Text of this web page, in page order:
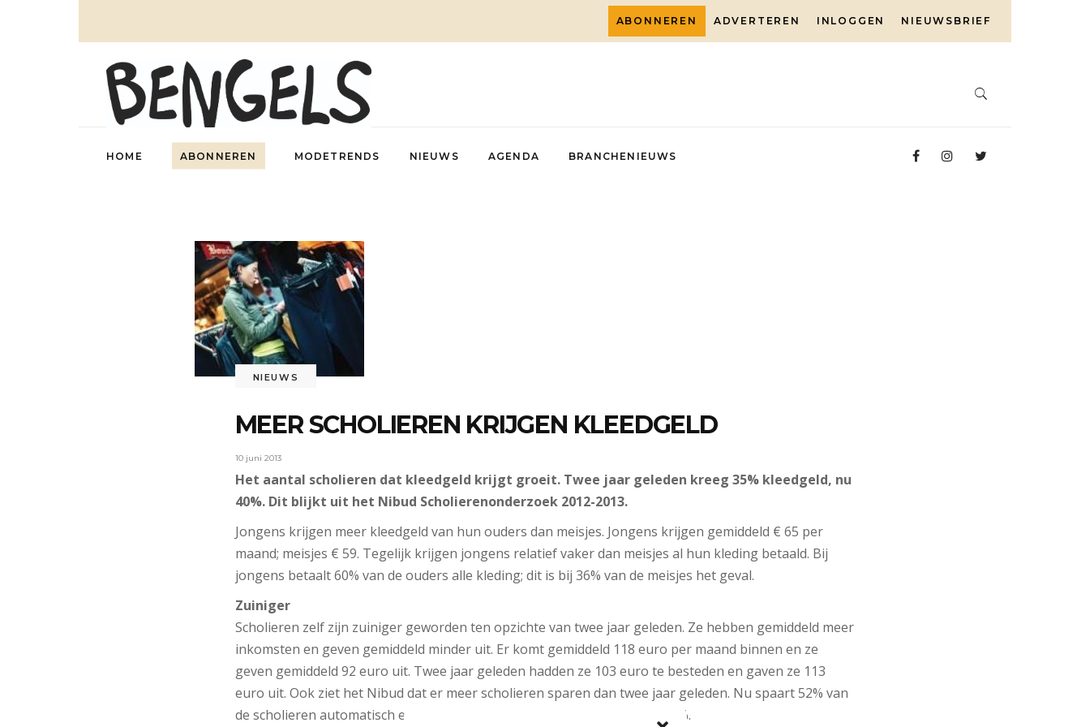
ABONNEREN ADVERTEREN INLOGGEN NIEUWSBRIEF
HOME ABONNEREN MODETRENDS NIEUWS AGENDA BRANCHENIEUWS
NIEUWS
MEER SCHOLIEREN KRIJGEN KLEEDGELD
10 juni 2013
Het aantal scholieren dat kleedgeld krijgt groeit. Twee jaar geleden kreeg 35% kleedgeld, nu
40%. Dit blijkt uit het Nibud Scholierenonderzoek 2012-2013.
Jongens krijgen meer kleedgeld van hun ouders dan meisjes. Jongens krijgen gemiddeld € 65 per
maand; meisjes € 59. Tegelijk krijgen jongens relatief vaker dan meisjes al hun kleding betaald. Bij
jongens betaalt 60% van de ouders alle kleding; dit is bij 36% van de meisjes het geval.
Zuiniger
Scholieren zelf zijn zuiniger geworden ten opzichte van twee jaar geleden. Ze hebben gemiddeld meer
inkomsten en geven gemiddeld minder uit. Er komt gemiddeld 118 euro per maand binnen en ze
geven gemiddeld 92 euro uit. Twee jaar geleden hadden ze 103 euro te besteden en gaven ze 113
euro uit. Ook ziet het Nibud dat er meer scholieren sparen dan twee jaar geleden. Nu spaart 52% van
de scholieren automatisch een vast bedrag, twee jaar geleden was dat 46%.